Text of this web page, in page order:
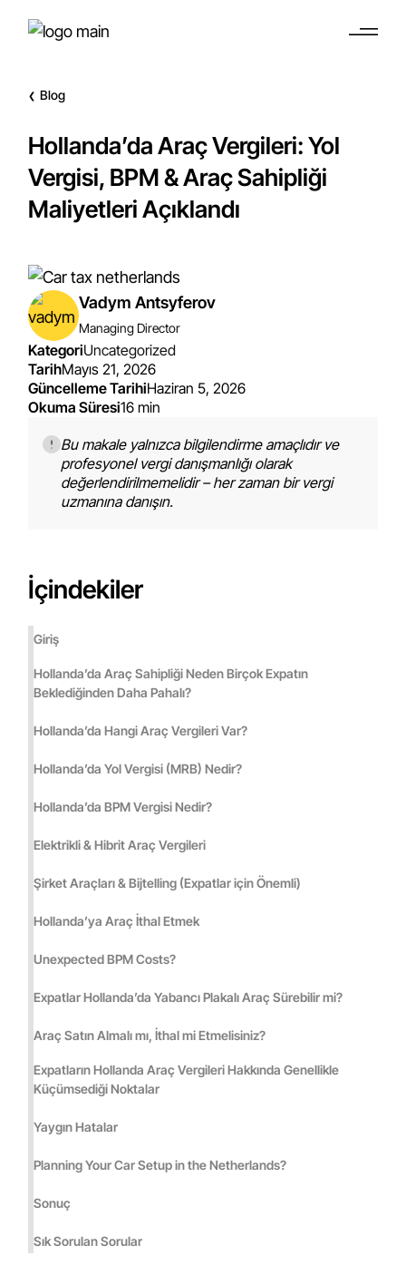
❮ Blog
Hollanda’da Araç Vergileri: Yol
Vergisi, BPM & Araç Sahipliği
Maliyetleri Açıklandı
Vadym Antsyferov
Managing Director
KategoriUncategorized
TarihMayıs 21, 2026
Güncelleme TarihiHaziran 5, 2026
Okuma Süresi16 min
Bu makale yalnızca bilgilendirme amaçlıdır ve
profesyonel vergi danışmanlığı olarak
değerlendirilmemelidir – her zaman bir vergi
uzmanına danışın.
İçindekiler
Giriş
Hollanda’da Araç Sahipliği Neden Birçok Expatın
Beklediğinden Daha Pahalı?
Hollanda’da Hangi Araç Vergileri Var?
Hollanda’da Yol Vergisi (MRB) Nedir?
Hollanda’da BPM Vergisi Nedir?
Elektrikli & Hibrit Araç Vergileri
Şirket Araçları & Bijtelling (Expatlar için Önemli)
Hollanda’ya Araç İthal Etmek
Unexpected BPM Costs?
Expatlar Hollanda’da Yabancı Plakalı Araç Sürebilir mi?
Araç Satın Almalı mı, İthal mi Etmelisiniz?
Expatların Hollanda Araç Vergileri Hakkında Genellikle
Küçümsediği Noktalar
Yaygın Hatalar
Planning Your Car Setup in the Netherlands?
Sonuç
Sık Sorulan Sorular